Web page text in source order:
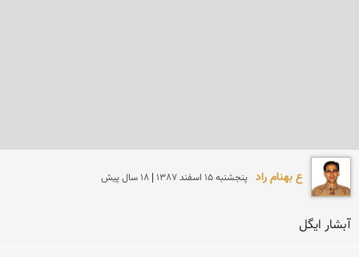
ع بهنام راد پنجشنبه 15 اسفند 1387 | 18 سال پیش
آبشار ایگل